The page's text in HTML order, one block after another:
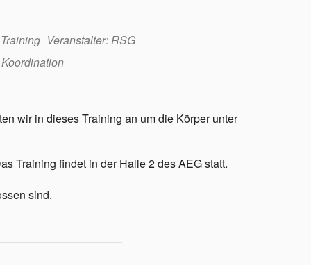
Veranstalter: RSG
Koordination
wir in dieses Training an um die Körper unter
Training findet in der Halle 2 des AEG statt.
sind.